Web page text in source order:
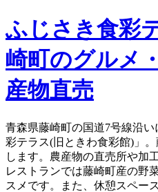
ふじさき食彩
崎町のグルメ
産物直売
青森県藤崎町の国道7号線沿
彩テラス(旧ときわ食彩館)」
します。農産物の直売所や加
レストランでは藤崎町産の野
スメです。また、休憩スペー